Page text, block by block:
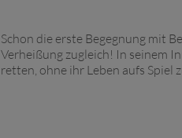
Schon die erste Begegnung mit
Verheißung zugleich! In seinem
retten, ohne ihr Leben aufs Spiel